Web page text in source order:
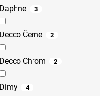
Daphne 3
Decco Černé 2
Decco Chrom 2
Dimy 4